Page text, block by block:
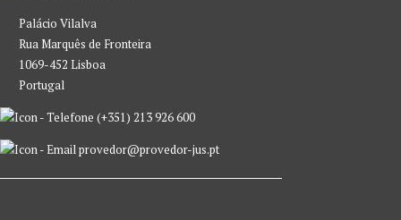
Palácio Vilalva
Rua Marquês de Fronteira
1069-452 Lisboa
Portugal
(+351) 213 926 600
provedor@provedor-jus.pt